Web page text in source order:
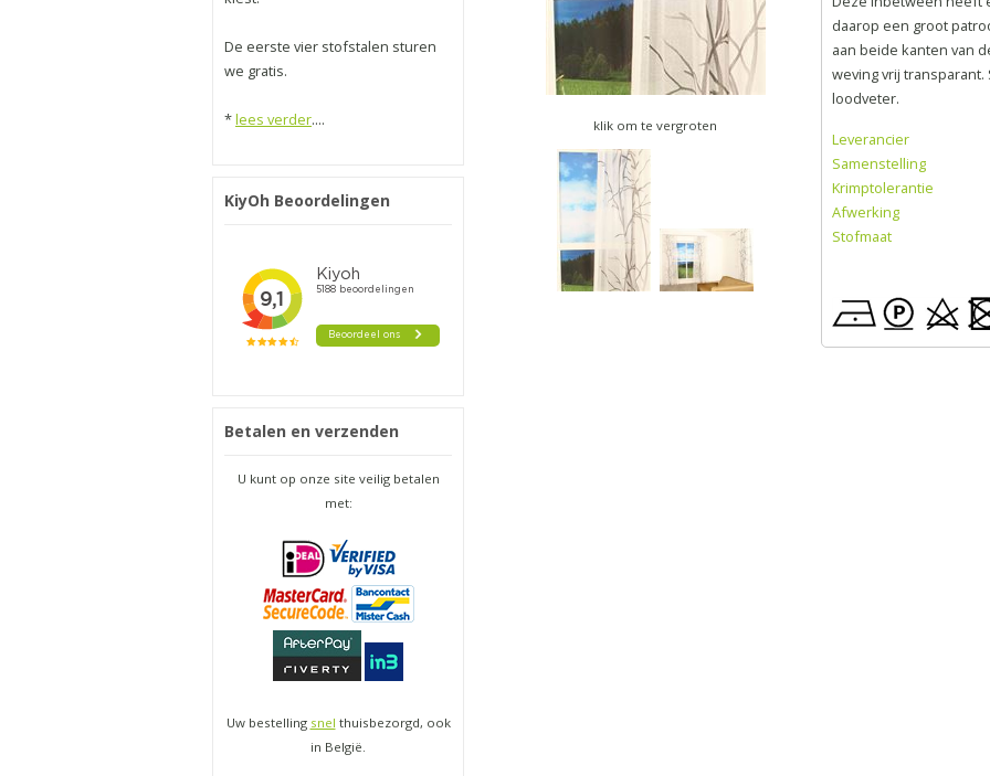
De eerste vier stofstalen sturen
we gratis.
*lees verder....
KiyOh Beoordelingen
Betalen en verzenden
U kunt op onze site veilig betalen
met:
Uw bestelling snel thuisbezorgd, ook
in België.
klik om te vergroten
daarop een groot
aan beide kanten van
weving vrij
loodveter.
Leverancier
Samenstelling
Krimptolerantie
Afwerking
Stofmaat